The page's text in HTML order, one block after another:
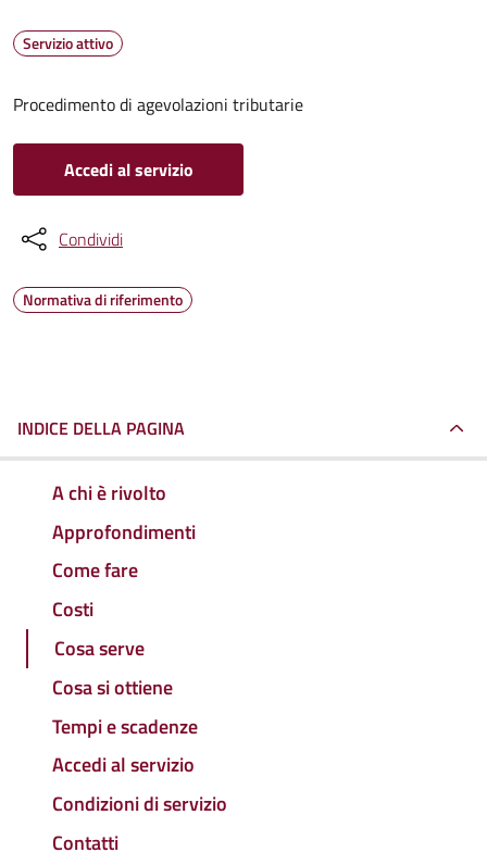
Servizio attivo
Procedimento di agevolazioni tributarie
Accedi al servizio
Condividi
Normativa di riferimento
INDICE DELLA PAGINA
A chi è rivolto
Approfondimenti
Come fare
Costi
Cosa serve
Cosa si ottiene
Tempi e scadenze
Accedi al servizio
Condizioni di servizio
Contatti